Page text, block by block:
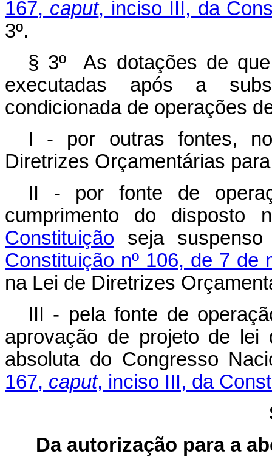
167, caput, inciso III, da
3º.
§ 3º As dotações de
executadas após a
condicionada de operações
I - por outras fontes,
Diretrizes Orçamentárias
II - por fonte de
cumprimento do disposto
Constituição seja
Constituição nº 106, de 7 de
na Lei de Diretrizes
III - pela fonte de
aprovação de projeto de lei
absoluta do Congresso
167, caput, inciso III, da
Da autorização para a